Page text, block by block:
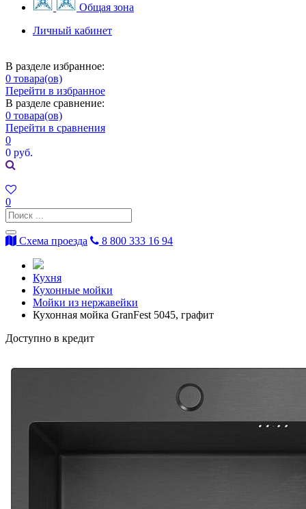
Общая зона
Личный кабинет
В разделе избранное:
0 товара(ов)
Перейти в избранное
В разделе сравнение:
0 товара(ов)
Перейти в сравнения
0
0 руб.
0
Схема проезда 8 800 333 16 94
Кухня
Кухонные мойки
Мойки из нержавейки
Кухонная мойка GranFest 5045, графит
Доступно в кредит